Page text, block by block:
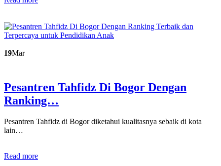
19Mar
Pesantren Tahfidz Di Bogor Dengan
Ranking…
Pesantren Tahfidz di Bogor diketahui kualitasnya sebaik di kota
lain…
Read more